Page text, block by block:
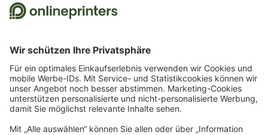
Barauszahlung. Nicht mit weiteren Aktionen kombinierbar. Die Aktion gilt bis
einen Klick bestätigen. Erst dann senden wir Ihnen den Rabattcode und künftig
unseren Newsletter zu. Natürlich können Sie sich jederzeit wieder abmelden.
Maximale Höhe des Rabatts: 150 € des Bestellwerts (netto). Einmalig einlösbar.
Kein Mindestbestellwert. Keine Barauszahlung. Nicht mit weiteren Aktionen oder
Gutscheincodes kombinierbar.Der Gutschein ist nach Erhalt sechs Wochen gültig.
Warenkorb eintragen und auf ausgewählte Produkte sparen. Kein